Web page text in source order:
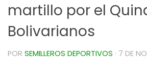
martillo por el
Bolivarianos
POR SEMILLEROS DEPORTIVOS · 7 DE